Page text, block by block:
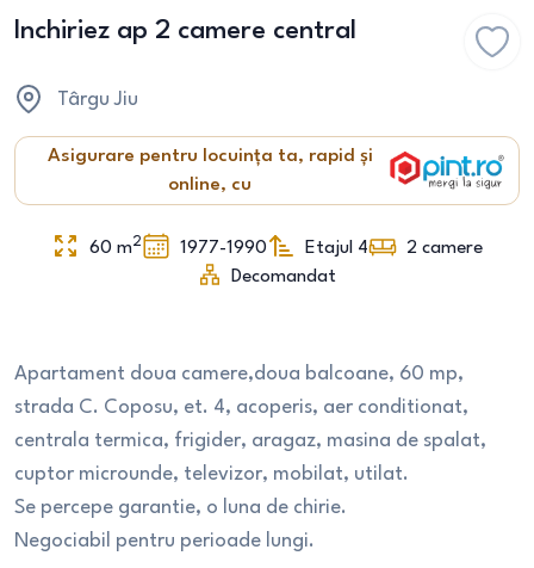
Inchiriez ap 2 camere central
Târgu Jiu
Asigurare pentru locuința ta, rapid și
online, cu
60 m2 1977-1990 Etajul 4 2 camere
Decomandat
Apartament doua camere,doua balcoane, 60 mp,
strada C. Coposu, et. 4, acoperis, aer conditionat,
centrala termica, frigider, aragaz, masina de spalat,
cuptor microunde, televizor, mobilat, utilat.
Se percepe garantie, o luna de chirie.
Negociabil pentru perioade lungi.